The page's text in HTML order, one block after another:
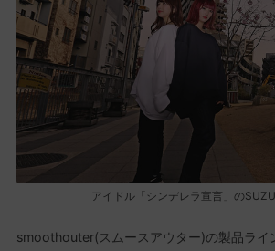
アイドル「シンデレラ宣言」の
smoothouter(スムースアウター)の製品ライ